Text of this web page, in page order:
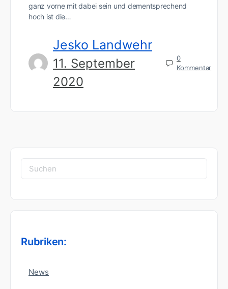
ganz vorne mit dabei sein und dementsprechend
hoch ist die…
Jesko Landwehr
11. September
2020
0
Kommentar
Suchen
nach:
Rubriken:
News